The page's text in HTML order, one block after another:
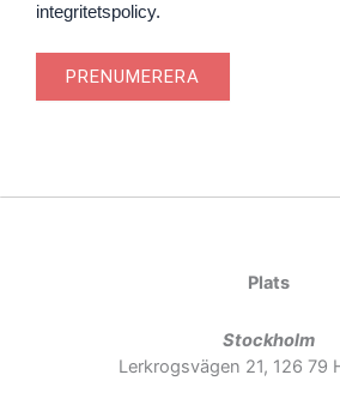
integritetspolicy.
PRENUMERERA
Plats
Stockholm
Lerkrogsvägen 21, 126 79